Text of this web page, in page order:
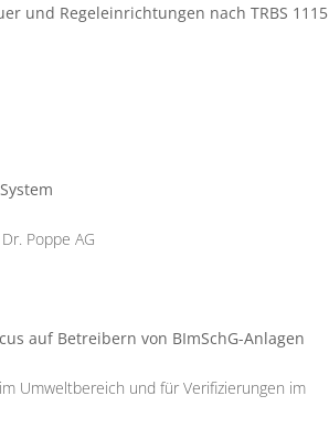
und Regeleinrichtungen nach TRBS 1115
Poppe AG
auf Betreibern von BImSchG-Anlagen
Umweltbereich und für Verifizierungen im